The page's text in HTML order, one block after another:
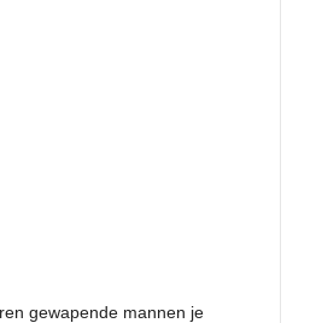
gewapende mannen je